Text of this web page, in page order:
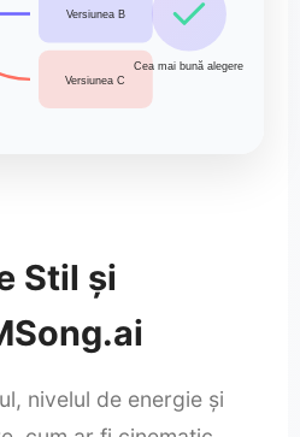
Versiunea B
Versiunea C
Cea mai bună alegere
Stil și
nivelul de energie și